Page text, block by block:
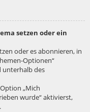
setzen oder ein
oder es abonnieren, in
Optionen“
unterhalb des
„Mich
wurde“ aktivierst,